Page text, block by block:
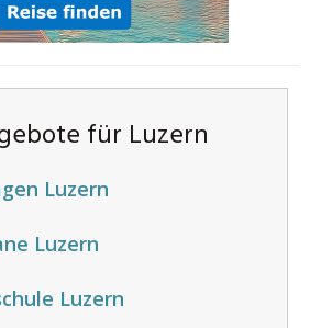
für Luzern
Luzern
Luzern
Luzern